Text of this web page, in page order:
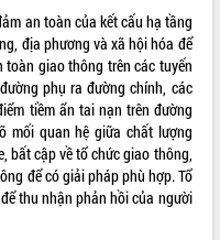
an toàn của kết cấu hạ tầng
địa phương và xã hội hóa để
toàn giao thông trên các tuyến
phụ ra đường chính, các
tiềm ẩn tai nạn trên đường
mối quan hệ giữa chất lượng
bất cập về tổ chức giao thông,
để có giải pháp phù hợp. Tổ
thu nhận phản hồi của người